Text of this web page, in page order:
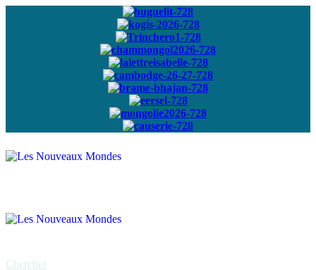
Abonnez-vous à
Chercher